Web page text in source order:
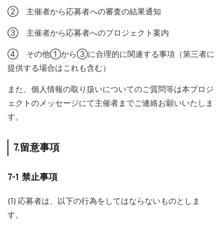
② 主催者から応募者への審査の結果通知
③ 主催者から応募者へのプロジェクト案内
④ その他①から③に合理的に関連する事項（第三者に
提供する場合はこれも含む）
また、個人情報の取り扱いについてのご質問等は本プロジ
ェクトのメッセージにて主催者までご連絡お願いいたしま
す。
7.留意事項
7-1 禁止事項
(1) 応募者は、以下の行為をしてはならないものとしま
す。